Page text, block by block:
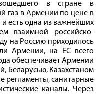
в стране в
газ в Армении по цене в
и есть одна из важнейших
взаимной российско-
на Россию приходилось
Армении, на ЕС всего
обеспечивает Армении
Беларусью, Казахстаном
регламенты, санитарные
каналы. Через